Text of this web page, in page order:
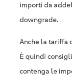
importi da
downgrade.
Anche la tariffa
È quindi
contenga le